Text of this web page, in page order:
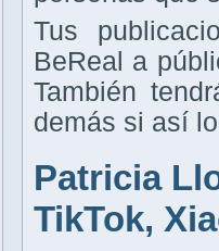
Tus
BeReal a
También
demás si así
Patricia
TikTok,